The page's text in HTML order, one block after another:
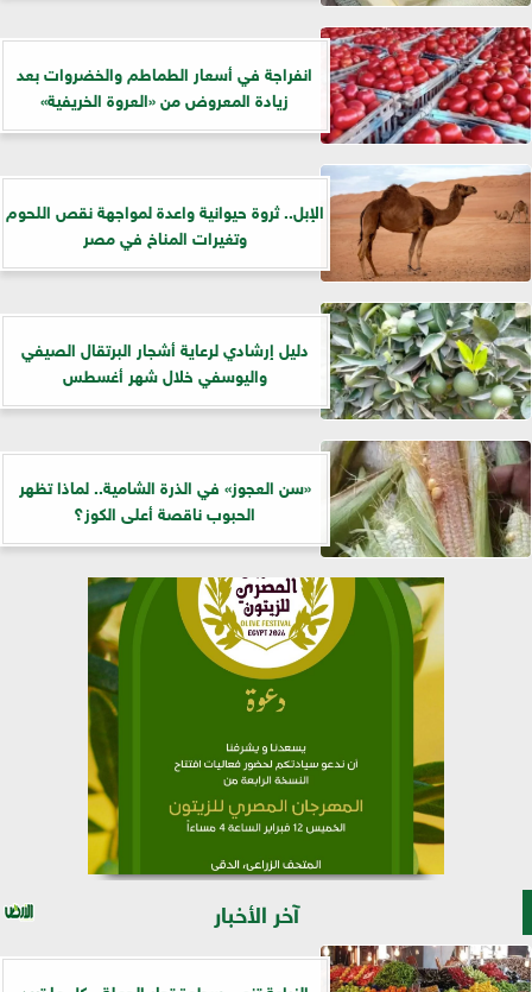
انفراجة في أسعار الطماطم والخضروات بعد
زيادة المعروض من «العروة الخريفية»
الإبل.. ثروة حيوانية واعدة لمواجهة نقص اللحوم
وتغيرات المناخ في مصر
دليل إرشادي لرعاية أشجار البرتقال الصيفي
واليوسفي خلال شهر أغسطس
«سن العجوز» في الذرة الشامية.. لماذا تظهر
الحبوب ناقصة أعلى الكوز؟
آخر الأخبار